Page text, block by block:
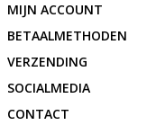
MIJN ACCOUNT
BETAALMETHODEN
VERZENDING
SOCIALMEDIA
CONTACT